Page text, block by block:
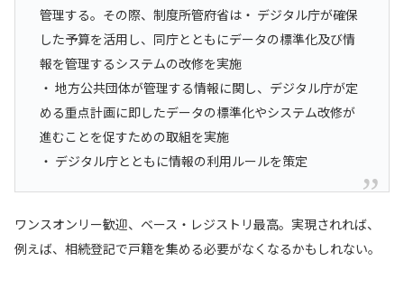
管理する。その際、制度所管府省は・ デジタル庁が確保
した予算を活用し、同庁とともにデータの標準化及び情
報を管理するシステムの改修を実施
・ 地方公共団体が管理する情報に関し、デジタル庁が定
める重点計画に即したデータの標準化やシステム改修が
進むことを促すための取組を実施
・ デジタル庁とともに情報の利用ルールを策定
ワンスオンリー歓迎、ベース・レジストリ最高。実現されれば、
例えば、相続登記で戸籍を集める必要がなくなるかもしれない。